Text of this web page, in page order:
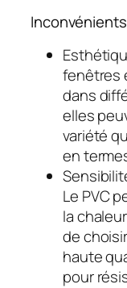
fenêtres
dans
elles
variété
en
Le PVC
la
de
haute
pour